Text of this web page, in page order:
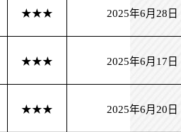
★★★ 2025年6月28日
★★★ 2025年6月17日
★★★ 2025年6月20日